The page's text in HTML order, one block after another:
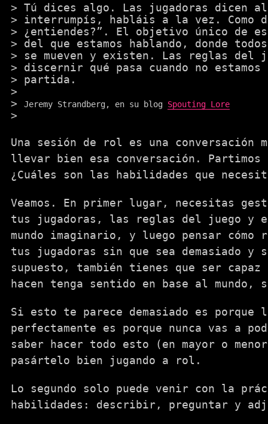
Tú dices algo. Las jugadoras dicen
interrumpís, habláis a la vez.
¿entiendes?”. El objetivo único de
del que estamos hablando, donde
se mueven y existen. Las reglas del
discernir qué pasa cuando no
partida.
Jeremy Strandberg, en su blog Spouting Lore
Una sesión de rol es una conversación
llevar bien esa conversación.
¿Cuáles son las habilidades que
Veamos. En primer lugar, necesitas
tus jugadoras, las reglas del juego y
mundo imaginario, y luego pensar
tus jugadoras sin que sea demasiado
supuesto, también tienes que ser
hacen tenga sentido en base al
Si esto te parece demasiado es
perfectamente es porque nunca vas a
saber hacer todo esto (en mayor o
pasártelo bien jugando a rol.
Lo segundo solo puede venir con la
habilidades: describir, preguntar y